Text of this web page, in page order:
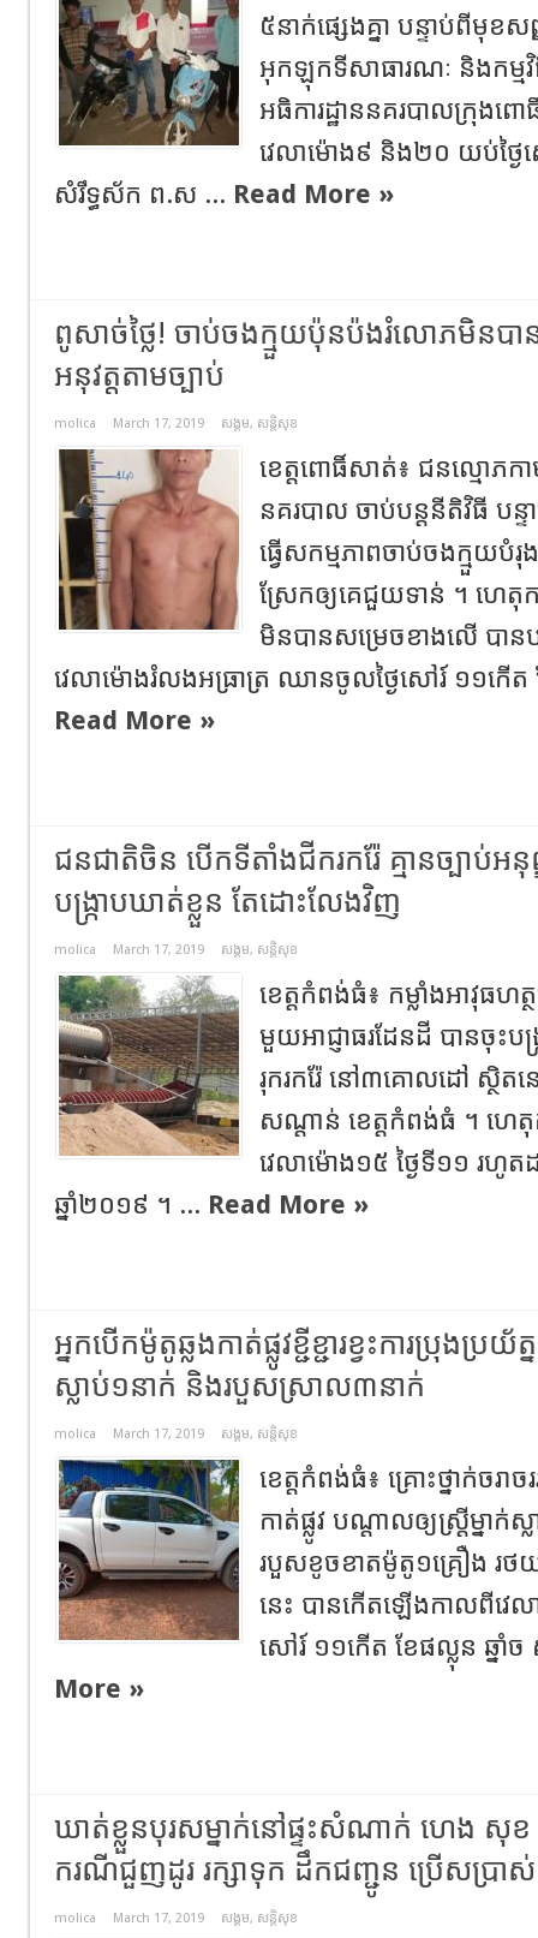
៥នាក់ផ្សេងគ្នា បន្ទាប់ពីមុខ
អុកឡុកទីសាធារណៈ និងកម្ម
អធិការដ្ឋាននគរបាលក្រុងព
វេលាម៉ោង៩ និង២០ យប់ថ្ងៃ
សំរឹទ្ធស័ក ព.ស ... Read More »
ពូសាច់ថ្លៃ! ចាប់ចងក្មួយប៉ុនប៉ងរំលោភមិនបា
អនុវត្តតាមច្បាប់
molica March 17, 2019 សង្គម, សន្តិសុខ
ខេត្តពោធិ៍សាត់៖ ជនល្មោភកាម
នគរបាល ចាប់បន្តនីតិវិធី ប
ធ្វើសកម្មភាពចាប់ចងក្មួយបំរុ
ស្រែកឲ្យគេជួយទាន់ ។ ហេ
មិនបានសម្រេចខាងលើ បានប
វេលាម៉ោងរំលងអធ្រាត្រ ឈានចូលថ្ងៃសៅរ៍ ១១កើត
Read More »
ជនជាតិចិន បើកទីតាំងជីករករ៉ែ គ្មានច្បាប់អនុ
បង្រ្កាបឃាត់ខ្លួន តែដោះលែងវិញ
molica March 17, 2019 សង្គម, សន្តិសុខ
ខេត្តកំពង់ធំ៖ កម្លាំងអាវុធហ
មួយអាជ្ញាធរដែនដី បានចុះបង្
រុករករ៉ែ នៅ៣គោលដៅ ស្ថិត
សណ្តាន់ ខេត្តកំពង់ធំ ។ ហេ
វេលាម៉ោង១៥ ថ្ងៃទី១១ រហូត
ឆ្នាំ២០១៩ ។ ... Read More »
អ្នកបើកម៉ូតូឆ្លងកាត់ផ្លូវខ្ជីខ្ជារខ្វះការប្រុងប្រយ័
ស្លាប់១នាក់ និងរបួសស្រាល៣នាក់
molica March 17, 2019 សង្គម, សន្តិសុខ
ខេត្តកំពង់ធំ៖ គ្រោះថ្នាក់ចរា
កាត់ផ្លូវ បណ្តាលឲ្យស្រ្ដីម្នា
របួសខូចខាតម៉ូតូ១គ្រឿង រថ
នេះ បានកើតឡើងកាលពីវេ
សៅរ៍ ១១កើត ខែផល្លុន ឆ្ន
More »
ឃាត់ខ្លួនបុរសម្នាក់នៅផ្ទះសំណាក់ ហេង សុខ
ករណីជួញដូរ រក្សាទុក ដឹកជញ្ជូន ប្រើសប្រា
molica March 17, 2019 សង្គម, សន្តិសុខ